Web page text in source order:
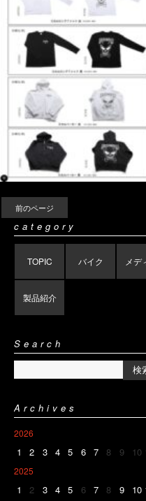
前のページ
category
TOPIC バイク メデ
製品紹介
Search
Archives
2026
1 2 3 4 5 6 7 8 9 10
2025
1 2 3 4 5 6 7 8 9 10